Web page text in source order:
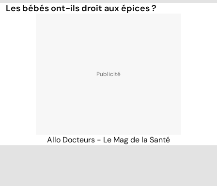
Les bébés ont-ils droit aux épices ?
Allo Docteurs - Le Mag de la Santé